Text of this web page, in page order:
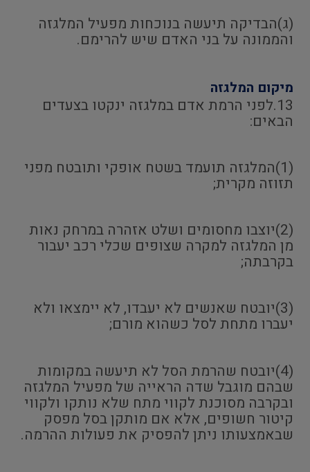
(ג)הבדיקה תיעשה בנוכחות מפעיל המלגזה
והממונה על בני האדם שיש להרימם.
מיקום המלגזה
13.לפני הרמת אדם במלגזה ינקטו בצעדים
הבאים:
(1)המלגזה תועמד בשטח אופקי ותובטח מפני
תזוזה מקרית;
(2)יוצבו מחסומים ושלט אזהרה במרחק נאות
מן המלגזה למקרה שצופים שכלי רכב יעבור
בקרבתה;
(3)יובטח שאנשים לא יעבדו, לא יימצאו ולא
יעברו מתחת לסל כשהוא מורם;
(4)יובטח שהרמת הסל לא תיעשה במקומות
שבהם מוגבל שדה הראייה של מפעיל המלגזה
ובקרבה מסוכנת לקווי מתח שלא נותקו ולקווי
קיטור חשופים, אלא אם מותקן בסל מפסק
שבאמצעותו ניתן להפסיק את פעולות ההרמה.